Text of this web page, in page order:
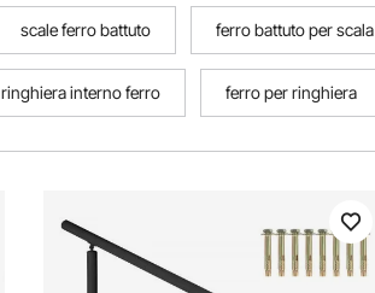
scale ferro battuto ferro battuto per scala
ringhiera interno ferro ferro per ringhiera